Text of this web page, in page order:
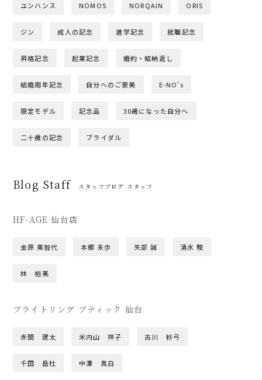
ユンハンス NOMOS NORQAIN ORIS
ジン 成人の記念 進学記念 就職記念
昇格記念 起業記念 婚約・結納返し
結婚周年記念 自分へのご褒美 E-NO's
限定モデル 記念品 30歳になった自分へ
二十歳の記念 ブライダル
Blog Staff スタッフブログ スタッフ
HF-AGE 仙台店
金原 美智代 本郷 未歩 矢部 誠 清水 駿
林 裕美
ブライトリング ブティック 仙台
赤間 建太 米内山 祥子 古川 紗弓
千田 岳杜 中澤 真白